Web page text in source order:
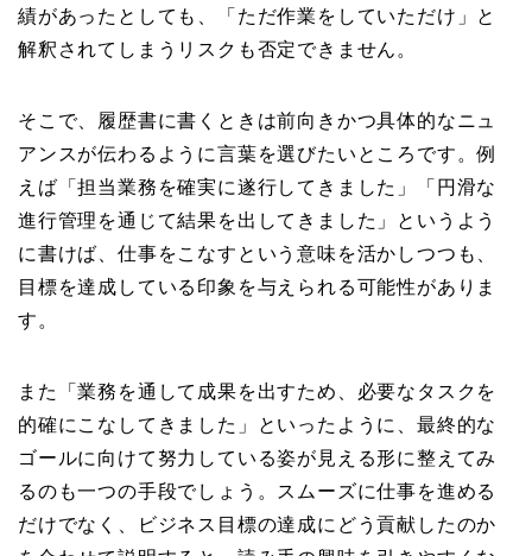
績があったとしても、「ただ作業をしていただけ」と
解釈されてしまうリスクも否定できません。
そこで、履歴書に書くときは前向きかつ具体的なニュ
アンスが伝わるように言葉を選びたいところです。例
えば「担当業務を確実に遂行してきました」「円滑な
進行管理を通じて結果を出してきました」というよう
に書けば、仕事をこなすという意味を活かしつつも、
目標を達成している印象を与えられる可能性がありま
す。
また「業務を通して成果を出すため、必要なタスクを
的確にこなしてきました」といったように、最終的な
ゴールに向けて努力している姿が見える形に整えてみ
るのも一つの手段でしょう。スムーズに仕事を進める
だけでなく、ビジネス目標の達成にどう貢献したのか